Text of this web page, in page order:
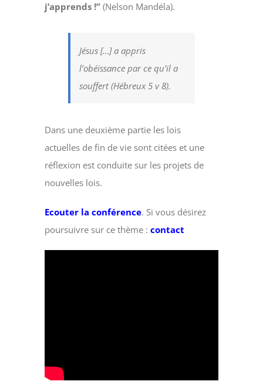
j’apprends !” (Nelson Mandéla).
Jésus […] a appris
l’obéissance par ce qu’il a
souffert (Hébreux 5 v 8).
Dans une deuxième partie les lois
actuelles de fin de vie sont citées et une
réflexion est conduite sur les projets de
nouvelles lois.
Ecouter la conférence. Si vous désirez
poursuivre sur ce thème :contact